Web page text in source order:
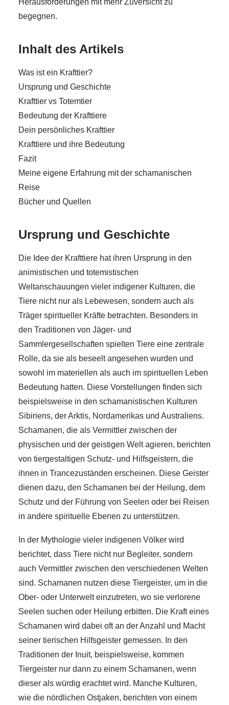
Herausforderungen mit mehr Zuversicht zu
begegnen.
Inhalt des Artikels
Was ist ein Krafttier?
Ursprung und Geschichte
Krafttier vs Totemtier
Bedeutung der Krafttiere
Dein persönliches Krafttier
Krafttiere und ihre Bedeutung
Fazit
Meine eigene Erfahrung mit der schamanischen
Reise
Bücher und Quellen
Ursprung und Geschichte
Die Idee der Krafttiere hat ihren Ursprung in den
animistischen und totemistischen
Weltanschauungen vieler indigener Kulturen, die
Tiere nicht nur als Lebewesen, sondern auch als
Träger spiritueller Kräfte betrachten. Besonders in
den Traditionen von Jäger- und
Sammlergesellschaften spielten Tiere eine zentrale
Rolle, da sie als beseelt angesehen wurden und
sowohl im materiellen als auch im spirituellen Leben
Bedeutung hatten. Diese Vorstellungen finden sich
beispielsweise in den schamanistischen Kulturen
Sibiriens, der Arktis, Nordamerikas und Australiens.
Schamanen, die als Vermittler zwischen der
physischen und der geistigen Welt agieren, berichten
von tiergestaltigen Schutz- und Hilfsgeistern, die
ihnen in Trancezuständen erscheinen. Diese Geister
dienen dazu, den Schamanen bei der Heilung, dem
Schutz und der Führung von Seelen oder bei Reisen
in andere spirituelle Ebenen zu unterstützen.
In der Mythologie vieler indigenen Völker wird
berichtet, dass Tiere nicht nur Begleiter, sondern
auch Vermittler zwischen den verschiedenen Welten
sind. Schamanen nutzen diese Tiergeister, um in die
Ober- oder Unterwelt einzutreten, wo sie verlorene
Seelen suchen oder Heilung erbitten. Die Kraft eines
Schamanen wird dabei oft an der Anzahl und Macht
seiner tierischen Hilfsgeister gemessen. In den
Traditionen der Inuit, beispielsweise, kommen
Tiergeister nur dann zu einem Schamanen, wenn
dieser als würdig erachtet wird. Manche Kulturen,
wie die nördlichen Ostjaken, berichten von einem